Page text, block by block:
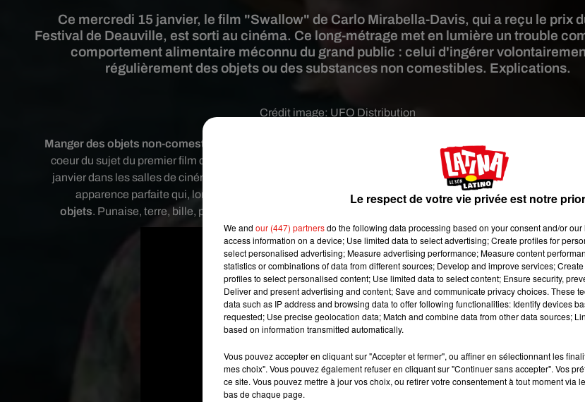
Ce mercredi 15 janvier, le film "Swallow" de Carlo Mirabella-Davis, qui a reçu le prix
Festival de Deauville, est sorti au cinéma. Ce long-métrage met en lumière un trouble
comportement alimentaire méconnu du grand public : celui d'ingérer
régulièrement des objets ou des substances non comestibles. Explications.
Crédit image: UFO Distribution
Manger des objets non-comestibles volontairement existe, et cela s'appelle la maladie de Pica
. C'est
coeur du sujet du premier film du réalisateur américain Carlo Mirabella-Davis, qui avec Swallow
janvier dans les salles de cinéma, relate l'histoire de Hunter (interprétée par l'actrice Haley Bennett), une
apparence parfaite qui, lorsqu'elle tombe enceinte,
se met étrangement à ingérer de manière répétée
objets. Punaise, terre, bille, pile, savon… Tout cela disparait successivement dans l'estomac de la jeune
Le respect de votre vie privée est notre
We and our (447) partnersdo the following data processing based on your consent and/or
access information on a device; Use limited data to select advertising; Create profiles for
select personalised advertising; Measure advertising performance; Measure content
statistics or combinations of data from different sources; Develop and improve services;
profiles to select personalised content; Use limited data to select content; Ensure security,
Deliver and present advertising and content; Save and communicate privacy choices. These
data such as IP address and browsing data to offer following functionalities: Identify devices
requested; Use precise geolocation data; Match and combine data from other data sources;
based on information transmitted automatically.
Vous pouvez accepter en cliquant sur "Accepter et fermer", ou affiner en sélectionnant les
mes choix". Vous pouvez également refuser en cliquant sur "Continuer sans accepter". Vos
ce site. Vous pouvez mettre à jour vos choix, ou retirer votre consentement à tout moment via
bas de chaque page.